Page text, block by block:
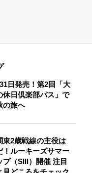
日発売！第2回「大
休日倶楽部パス」で
の旅へ
東2歳戦線の主役は
！ルーキーズサマー
プ（SIII）開催 注目